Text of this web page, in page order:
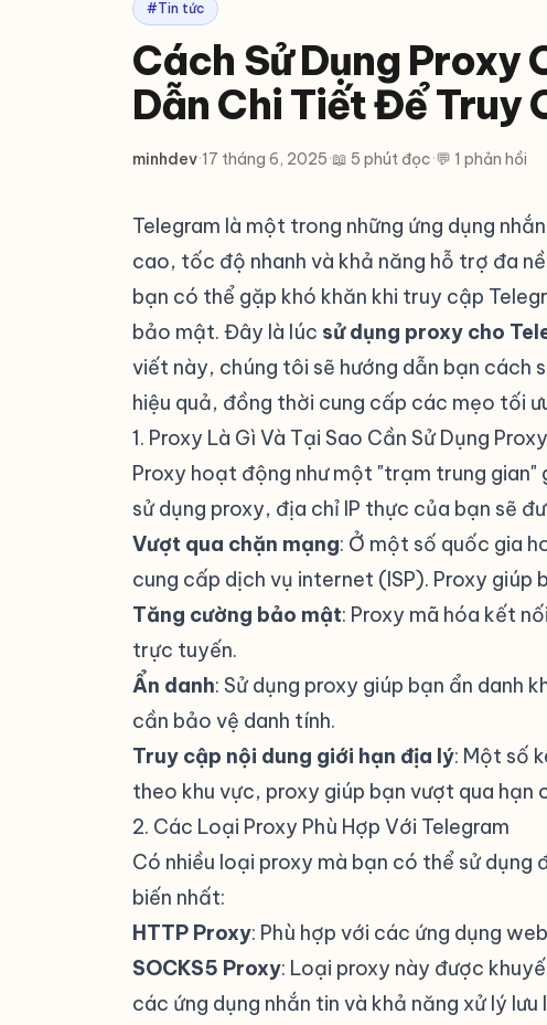
#Tin tức
Cách Sử Dụng Proxy
Dẫn Chi Tiết Để Truy
minhdev·17 tháng 6, 2025·📖 5 phút đọc·💬 1 phản hồi
Telegram là một trong những ứng dụng
cao, tốc độ nhanh và khả năng hỗ trợ đa
bạn có thể gặp khó khăn khi truy cập
bảo mật. Đây là lúc sử dụng proxy cho
viết này, chúng tôi sẽ hướng dẫn bạn cách
hiệu quả, đồng thời cung cấp các mẹo tối
1. Proxy Là Gì Và Tại Sao Cần Sử Dụng
Proxy hoạt động như một "trạm trung gian"
sử dụng proxy, địa chỉ IP thực của bạn sẽ
Vượt qua chặn mạng: Ở một số quốc gia
cung cấp dịch vụ internet (ISP). Proxy
Tăng cường bảo mật: Proxy mã hóa kết
trực tuyến.
Ẩn danh: Sử dụng proxy giúp bạn ẩn danh
cần bảo vệ danh tính.
Truy cập nội dung giới hạn địa lý: Một số
theo khu vực, proxy giúp bạn vượt qua hạn
2. Các Loại Proxy Phù Hợp Với Telegram
Có nhiều loại proxy mà bạn có thể sử
biến nhất:
HTTP Proxy: Phù hợp với các ứng dụng
SOCKS5 Proxy: Loại proxy này được
các ứng dụng nhắn tin và khả năng xử lý lưu